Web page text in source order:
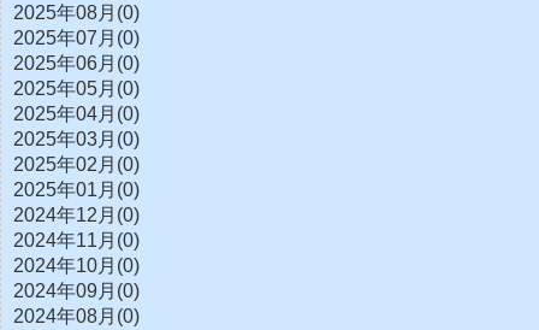
2025年08月(0)
2025年07月(0)
2025年06月(0)
2025年05月(0)
2025年04月(0)
2025年03月(0)
2025年02月(0)
2025年01月(0)
2024年12月(0)
2024年11月(0)
2024年10月(0)
2024年09月(0)
2024年08月(0)